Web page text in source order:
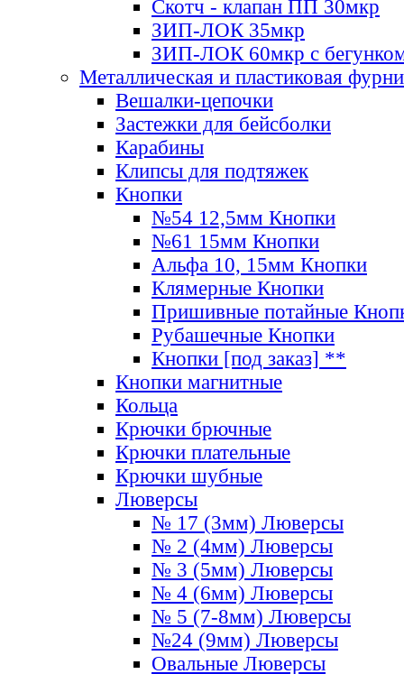
Скотч - клапан ПП 30мкр
ЗИП-ЛОК 35мкр
ЗИП-ЛОК 60мкр с
Металлическая и пластиковая
Вешалки-цепочки
Застежки для бейсболки
Карабины
Клипсы для подтяжек
Кнопки
№54 12,5мм Кнопки
№61 15мм Кнопки
Альфа 10, 15мм Кнопки
Клямерные Кнопки
Пришивные потайные
Рубашечные Кнопки
Кнопки [под заказ] **
Кнопки магнитные
Кольца
Крючки брючные
Крючки плательные
Крючки шубные
Люверсы
№ 17 (3мм) Люверсы
№ 2 (4мм) Люверсы
№ 3 (5мм) Люверсы
№ 4 (6мм) Люверсы
№ 5 (7-8мм) Люверсы
№24 (9мм) Люверсы
Овальные Люверсы